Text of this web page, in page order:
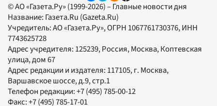
© АО «Газета.Ру» (1999-2026) – Главные новости дня
Название: Газета.Ru (Gazeta.Ru)
Учредитель:АО «Газета.Ру», ОГРН 1067761730376, ИНН
7743625728
Адрес учредителя: 125239, Россия, Москва, Коптевская
улица, дом 67
Адрес редакции и издателя: 117105, г. Москва,
Варшавское шоссе, д.9, стр.1
Телефон редакции:+7 (495) 785-00-12
Факс:+7 (495) 785-17-01